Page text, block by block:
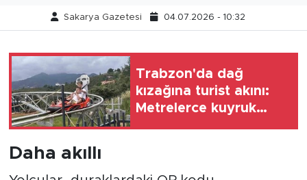
Sakarya Gazetesi 04.07.2026 - 10:32
Trabzon'da dağ
kızağına turist akını:
Metrelerce kuyruk
Daha akıllı
Politika